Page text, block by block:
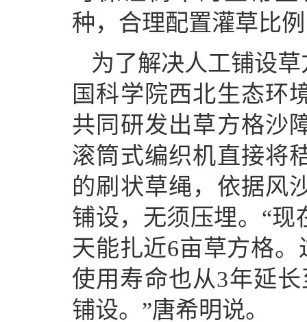
种，合理配置灌草比
为了解决人工铺设
国科学院西北生态环
共同研发出草方格沙
滚筒式编织机直接将
的刷状草绳，依据风
铺设，无须压埋。“
天能扎近6亩草方格
使用寿命也从3年延
铺设。”唐希明说。